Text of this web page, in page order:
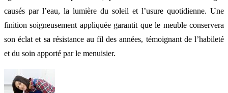
causés par l’eau, la lumière du soleil et l’usure quotidienne. Une
finition soigneusement appliquée garantit que le meuble conservera
son éclat et sa résistance au fil des années, témoignant de l’habileté
et du soin apporté par le menuisier.